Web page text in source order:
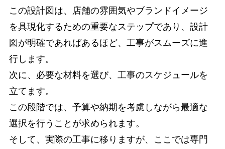
この設計図は、店舗の雰囲気やブランドイメージ
を具現化するための重要なステップであり、設計
図が明確であればあるほど、工事がスムーズに進
行します。
次に、必要な材料を選び、工事のスケジュールを
立てます。
この段階では、予算や納期を考慮しながら最適な
選択を行うことが求められます。
そして、実際の工事に移りますが、ここでは専門